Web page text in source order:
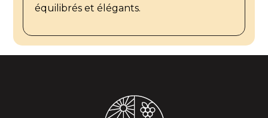
équilibrés et élégants.